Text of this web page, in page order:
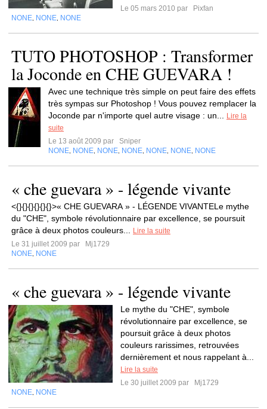
Le 05 mars 2010 par
Pixfan
NONE NONE NONE
TUTO PHOTOSHOP : Transformer
la Joconde en CHE GUEVARA !
Avec une technique très simple on peut faire des effets
très sympas sur Photoshop ! Vous pouvez remplacer la
Joconde par n'importe quel autre visage : un...
Lire la
suite
Le 13 août 2009 par
Sniper
NONE NONE NONE NONE NONE NONE NONE
« che guevara » - légende vivante
<{}{}{}{}{}{}>« CHE GUEVARA » - LÉGENDE VIVANTELe mythe
du "CHE", symbole révolutionnaire par excellence, se poursuit
grâce à deux photos couleurs...
Lire la suite
Le 31 juillet 2009 par
Mj1729
NONE NONE
« che guevara » - légende vivante
Le mythe du "CHE", symbole
révolutionnaire par excellence, se
poursuit grâce à deux photos
couleurs rarissimes, retrouvées
dernièrement et nous rappelant à...
Lire la suite
Le 30 juillet 2009 par
Mj1729
NONE NONE